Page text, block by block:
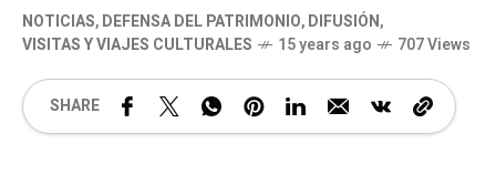
NOTICIAS,DEFENSA DEL PATRIMONIO,DIFUSIÓN,
VISITAS Y VIAJES CULTURALES
15 years ago 707 Views
SHARE